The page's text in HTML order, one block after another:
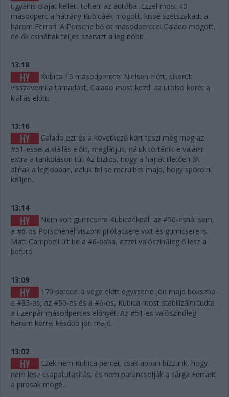
ugyanis olajat kellett tölteni az autóba. Ezzel most 40
másodperc a hátrány Kubicáék mögött, kissé szétszakadt a
három Ferrari. A Porsche bő öt másodperccel Calado mögött,
de ők csináltak teljes szervizt a legutóbb.
13:18
Kubica 15 másodperccel Nielsen előtt, sikerült
visszaverni a támadást, Calado most kezdi az utolsó körét a
kiállás előtt.
13:16
Calado ezt és a következő kört teszi még meg az
#51-essel a kiállás előtt, meglátjuk, náluk történik-e valami
extra a tankoláson túl. Az biztos, hogy a hajrát illetően ők
állnak a legjobban, náluk fel se merülhet majd, hogy spórolni
kelljen.
13:14
Nem volt gumicsere Kubicáéknál, az #50-esnél sem,
a #6-os Porschénél viszont pilótacsere volt és gumicsere is.
Matt Campbell ült be a #6-osba, ezzel valószínűleg ő lesz a
befutó.
13:09
170 perccel a vége előtt egyszerre jön majd bokszba
a #83-as, az #50-es és a #6-os, Kubica most stabilizálni tudta
a tizenpár másodperces előnyét. Az #51-es valószínűleg
három körrel később jön majd.
13:02
Ezek nem Kubica percei, csak abban bízzunk, hogy
nem lesz csapatutasítás, és nem parancsolják a sárga Ferrarit
a pirosak mögé...